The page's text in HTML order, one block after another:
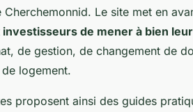
Cherchemonnid. Le site met en
de mener à bien
de gestion, de changement de
de logement.
proposent ainsi des guides